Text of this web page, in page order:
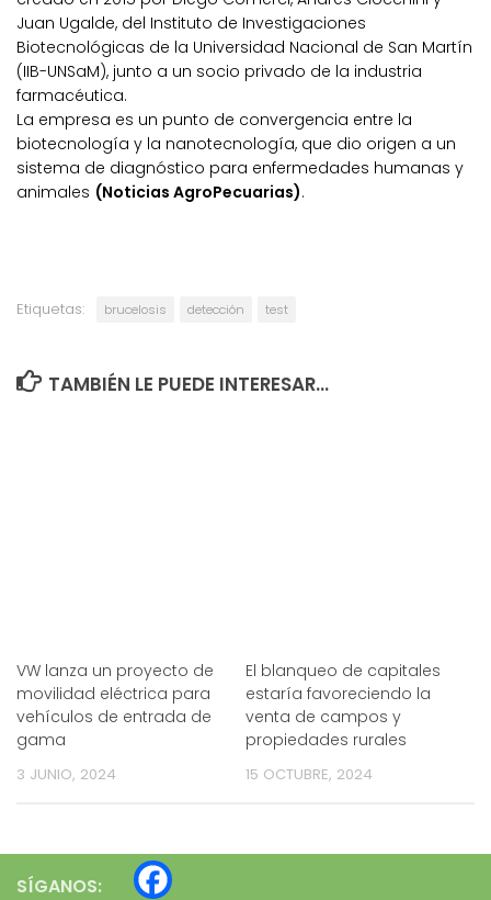
Juan Ugalde, del Instituto de Investigaciones
Biotecnológicas de la Universidad Nacional de San Martín
(IIB-UNSaM), junto a un socio privado de la industria
farmacéutica.
La empresa es un punto de convergencia entre la
biotecnología y la nanotecnología, que dio origen a un
sistema de diagnóstico para enfermedades humanas y
animales (Noticias AgroPecuarias).
Etiquetas: brucelosis detección test
TAMBIÉN LE PUEDE INTERESAR...
VW lanza un proyecto de
movilidad eléctrica para
vehículos de entrada de
gama
3 JUNIO, 2024
El blanqueo de capitales
estaría favoreciendo la
venta de campos y
propiedades rurales
15 OCTUBRE, 2024
SÍGANOS: